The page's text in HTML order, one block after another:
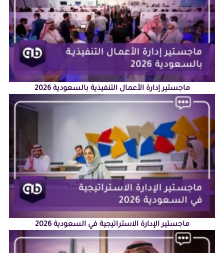
ماجستير إدارة الأعمال التنفيذية بالسعودية 2026
ماجستير الإدارة الاستراتيجية في السعودية 2026